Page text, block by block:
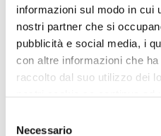
informazioni sul modo in cui
nostri partner che si
pubblicità e social media, i
con altre informazioni che
raccolto dal suo utilizzo dei
delNecessario